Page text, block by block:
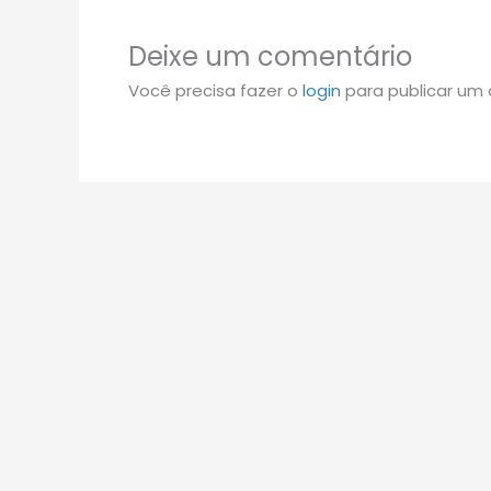
Deixe um comentário
Você precisa fazer o login para publicar um